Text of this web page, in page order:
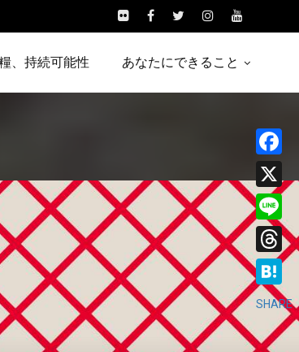
、持続可能性 あなたにできること
X
Line
Threads
Hatena
SHARE